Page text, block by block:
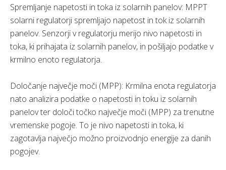
Spremljanje napetosti in toka iz solarnih panelov: MPPT
solarni regulatorji spremljajo napetost in tok iz solarnih
panelov. Senzorji v regulatorju merijo nivo napetosti in
toka, ki prihajata iz solarnih panelov, in pošiljajo podatke v
krmilno enoto regulatorja.
Določanje največje moči (MPP): Krmilna enota regulatorja
nato analizira podatke o napetosti in toku iz solarnih
panelov ter določi točko največje moči (MPP) za trenutne
vremenske pogoje. To je nivo napetosti in toka, ki
zagotavlja največjo možno proizvodnjo energije za danih
pogojev.